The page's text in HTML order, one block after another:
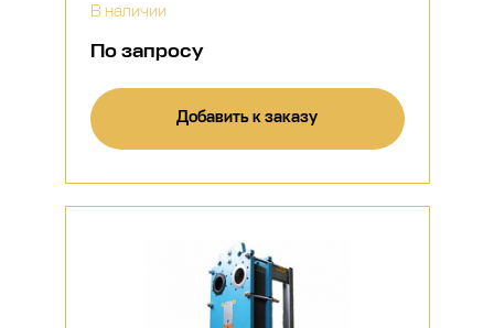
В наличии
По запросу
Добавить к заказу